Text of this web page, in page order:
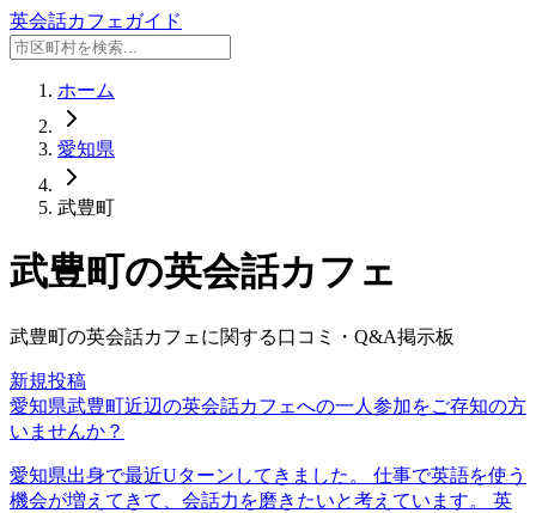
英会話カフェガイド
ホーム
愛知県
武豊町
武豊町の英会話カフェ
武豊町の英会話カフェに関する口コミ・Q&A掲示板
新規投稿
愛知県武豊町近辺の英会話カフェへの一人参加をご存知の方
いませんか？
愛知県出身で最近Uターンしてきました。 仕事で英語を使う
機会が増えてきて、会話力を磨きたいと考えています。 英